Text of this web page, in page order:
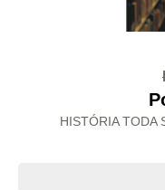
HISTÓRIA TODA